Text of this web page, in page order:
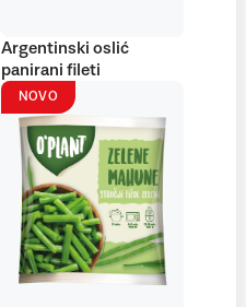
Argentinski oslić
panirani fileti
NOVO